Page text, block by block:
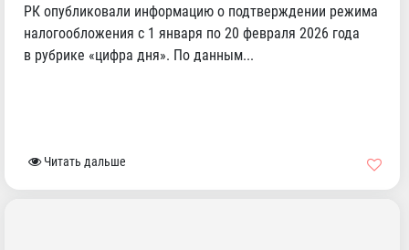
РК опубликовали информацию о подтверждении режима
налогообложения с 1 января по 20 февраля 2026 года
в рубрике «цифра дня». По данным...
Читать дальше